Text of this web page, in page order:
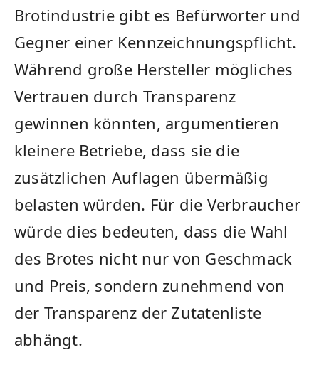
Brotindustrie gibt es Befürworter‍ und
Gegner einer Kennzeichnungspflicht.‍
Während große Hersteller mögliches
Vertrauen durch Transparenz
gewinnen könnten, argumentieren
kleinere Betriebe, dass⁣ sie die
zusätzlichen Auflagen‌ übermäßig
belasten würden. Für die Verbraucher‍
würde dies bedeuten, dass ‍die Wahl
⁤des⁤ Brotes nicht⁢ nur von⁤ Geschmack​
und Preis, sondern zunehmend von
der Transparenz der Zutatenliste
‌abhängt.